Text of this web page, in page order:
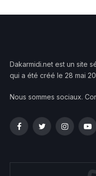
Dakarmidi.net est un site
qui a été créé le 28 mai
Nous sommes sociaux.
FacebookTwitterInstagram